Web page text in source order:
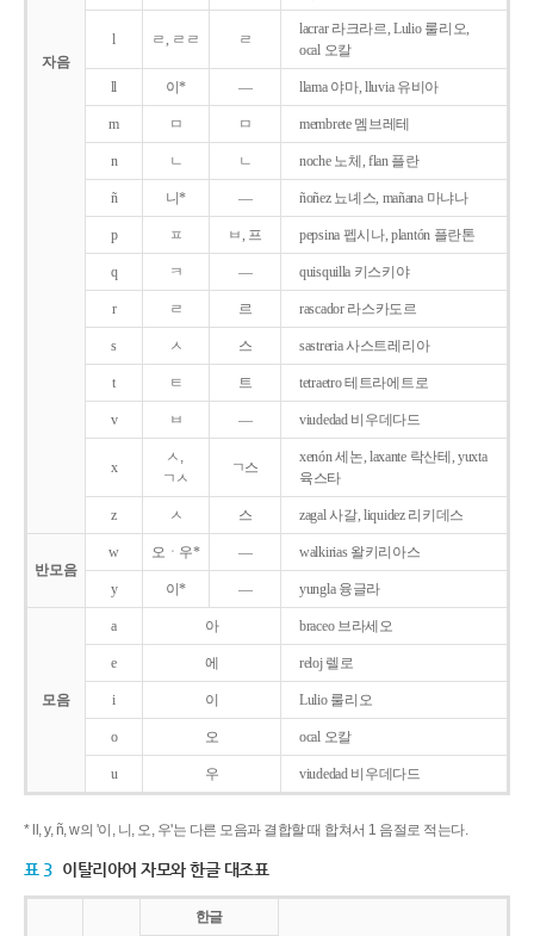
자음
l ㄹ, ㄹㄹ ㄹ
lacrar 라크라르, Lulio 룰리오,
ocal 오칼
ll 이* ― llama 야마, lluvia 유비아
m ㅁ ㅁ membrete 멤브레테
n ㄴ ㄴ noche 노체, flan 플란
ñ 니* ― ñoñez 뇨녜스, mañana 마냐나
p ㅍ ㅂ, 프 pepsina 펩시나, plantón 플란톤
q ㅋ ― quisquilla 키스키야
r ㄹ 르 rascador 라스카도르
s ㅅ 스 sastreria 사스트레리아
t ㅌ 트 tetraetro 테트라에트로
v ㅂ ― viudedad 비우데다드
x
ㅅ,
ㄱㅅ
ㄱ스
xenón 세논, laxante 락산테, yuxta
육스타
z ㅅ 스 zagal 사갈, liquidez 리키데스
반모음
w 오ㆍ우* ― walkirias 왈키리아스
y 이* ― yungla 융글라
모음
a 아 braceo 브라세오
e 에 reloj 렐로
i 이 Lulio 룰리오
o 오 ocal 오칼
u 우 viudedad 비우데다드
* ll, y, ñ, w의 '이, 니, 오, 우'는 다른 모음과 결합할 때 합쳐서 1 음절로 적는다.
표 3 이탈리아어 자모와 한글 대조표
한글